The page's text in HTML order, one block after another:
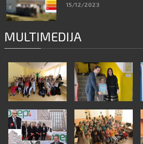
15/12/2023
MULTIMEDIJA